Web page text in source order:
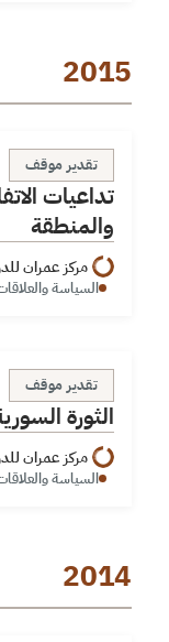
2015
تداعيات
تقدير موقف
تداعيات
والمنطقة
مركز عمران
السياسة
الثورة السورية
تقدير موقف
الثورة
مركز عمران
السياسة
2014